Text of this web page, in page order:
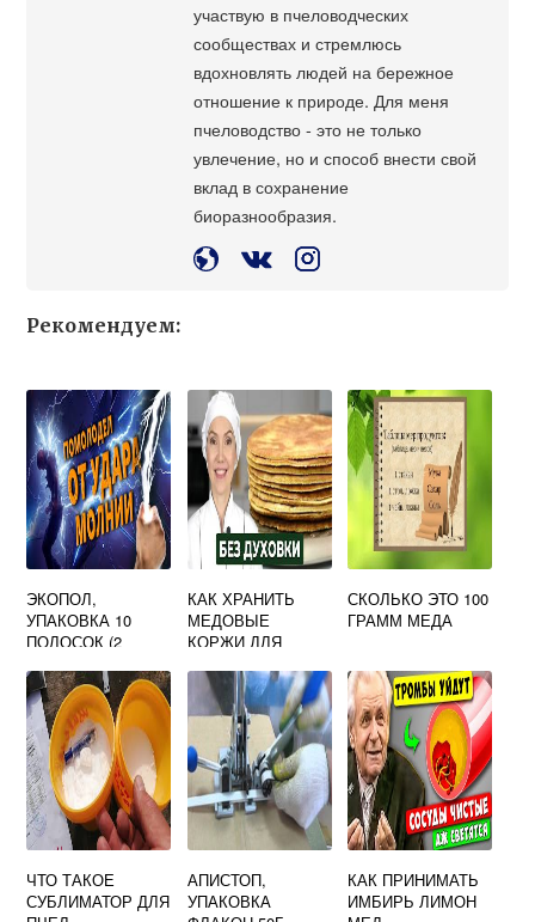
участвую в пчеловодческих
сообществах и стремлюсь
вдохновлять людей на бережное
отношение к природе. Для меня
пчеловодство - это не только
увлечение, но и способ внести свой
вклад в сохранение
биоразнообразия.
Рекомендуем:
ЭКОПОЛ,
УПАКОВКА 10
ПОЛОСОК (2
УЛЕЙ)
КАК ХРАНИТЬ
МЕДОВЫЕ
КОРЖИ ДЛЯ
ВЫПЕЧКИ
СКОЛЬКО ЭТО 100
ГРАММ МЕДА
ЧТО ТАКОЕ
СУБЛИМАТОР ДЛЯ
АПИСТОП,
УПАКОВКА
КАК ПРИНИМАТЬ
ИМБИРЬ ЛИМОН